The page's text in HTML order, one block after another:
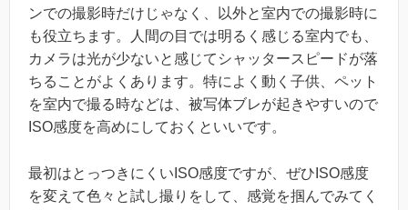
ンでの撮影時だけじゃなく、以外と室内での撮影時に
も役立ちます。人間の目では明るく感じる室内でも、
カメラは光が少ないと感じてシャッタースピードが落
ちることがよくあります。特によく動く子供、ペット
を室内で撮る時などは、被写体ブレが起きやすいので
ISO感度を高めにしておくといいです。
最初はとっつきにくいISO感度ですが、ぜひISO感度
を変えて色々と試し撮りをして、感覚を掴んでみてく